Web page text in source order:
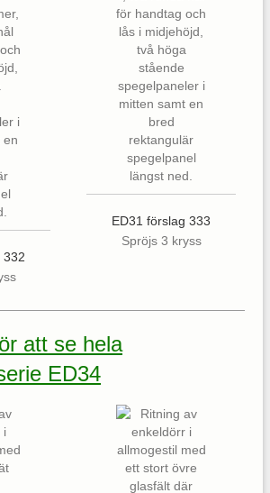
332
ED31 förslag 333
Spröjs 3 kryss
att se hela
ED34